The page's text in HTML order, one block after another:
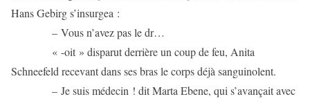
Hans Gebirg s’insurgea :
– Vous n’avez pas le dr…
« -oit » disparut derrière un coup de feu, Anita
Schneefeld recevant dans ses bras le corps déjà sanguinolent.
– Je suis médecin ! dit Marta Ebene, qui s’avançait avec